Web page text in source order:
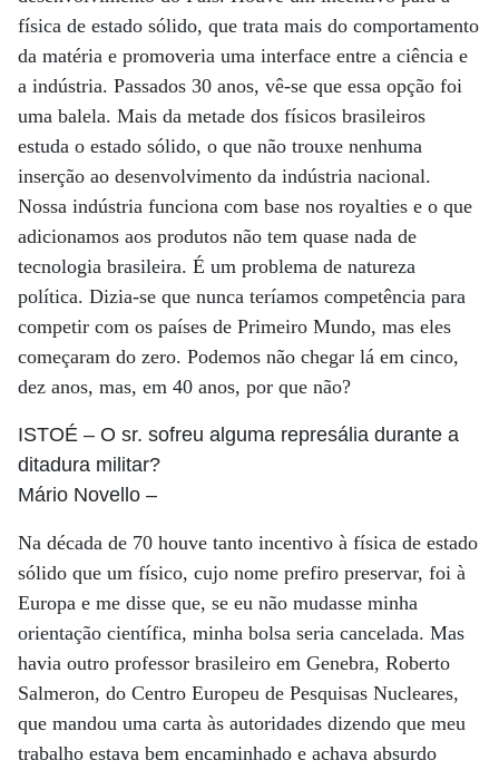
física de estado sólido, que trata mais do comportamento
da matéria e promoveria uma interface entre a ciência e
a indústria. Passados 30 anos, vê-se que essa opção foi
uma balela. Mais da metade dos físicos brasileiros
estuda o estado sólido, o que não trouxe nenhuma
inserção ao desenvolvimento da indústria nacional.
Nossa indústria funciona com base nos royalties e o que
adicionamos aos produtos não tem quase nada de
tecnologia brasileira. É um problema de natureza
política. Dizia-se que nunca teríamos competência para
competir com os países de Primeiro Mundo, mas eles
começaram do zero. Podemos não chegar lá em cinco,
dez anos, mas, em 40 anos, por que não?
ISTOÉ – O sr. sofreu alguma represália durante a
ditadura militar?
Mário Novello –
Na década de 70 houve tanto incentivo à física de estado
sólido que um físico, cujo nome prefiro preservar, foi à
Europa e me disse que, se eu não mudasse minha
orientação científica, minha bolsa seria cancelada. Mas
havia outro professor brasileiro em Genebra, Roberto
Salmeron, do Centro Europeu de Pesquisas Nucleares,
que mandou uma carta às autoridades dizendo que meu
trabalho estava bem encaminhado e achava absurdo